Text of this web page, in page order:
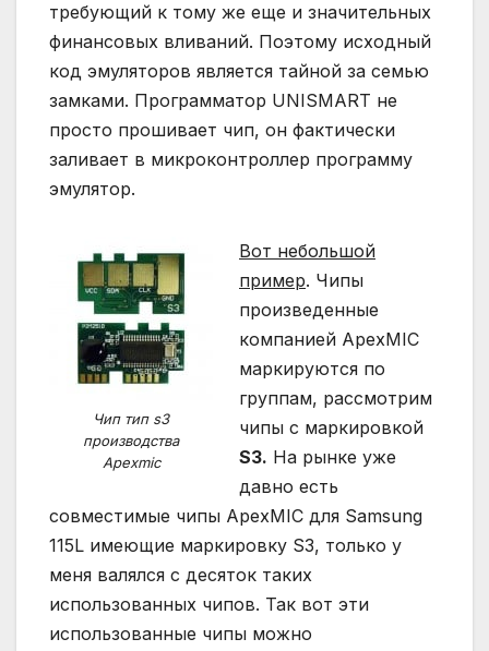
требующий к тому же еще и значительных
финансовых вливаний. Поэтому исходный
код эмуляторов является тайной за семью
замками. Программатор UNISMART не
просто прошивает чип, он фактически
заливает в микроконтроллер программу
эмулятор.
Чип тип s3
производства
Apexmic
Вот небольшой
пример. Чипы
произведенные
компанией ApexMIC
маркируются по
группам, рассмотрим
чипы с маркировкой
S3. На рынке уже
давно есть
совместимые чипы ApexMIC для Samsung
115L имеющие маркировку S3, только у
меня валялся с десяток таких
использованных чипов. Так вот эти
использованные чипы можно